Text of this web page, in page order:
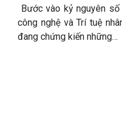
Bước vào kỷ nguyên
công nghệ và Trí tuệ
đang chứng kiến những…